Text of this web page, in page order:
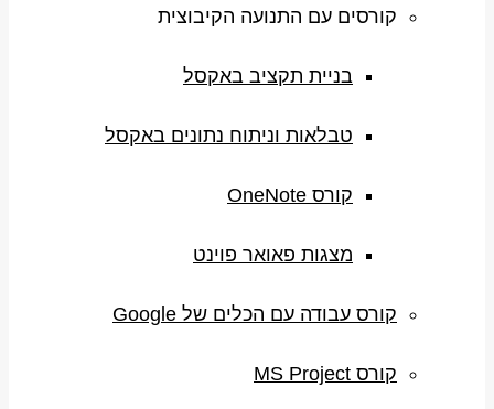
קורסים עם התנועה הקיבוצית
בניית תקציב באקסל
טבלאות וניתוח נתונים באקסל
קורס OneNote
מצגות פאואר פוינט
קורס עבודה עם הכלים של Google
קורס MS Project